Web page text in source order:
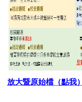
放大暨原始檔（點我）